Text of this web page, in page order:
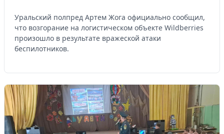
Уральский полпред Артем Жога официально сообщил,
что возгорание на логистическом объекте Wildberries
произошло в результате вражеской атаки
беспилотников.